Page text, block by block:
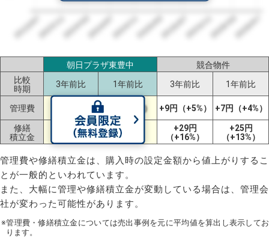
2023/072023/112024/032024/072024/112025/032025/072025/112026/032026/07
朝日プラザ東豊中
競合物件
比較
時期
3年前比 1年前比 3年前比 1年前比
管理費
（+7%）
-2円（-1%） +9円（+5%） +7円（+4%）
修繕
積立金
+8円
（+3%）
+66円
（+33%）
+29円
（+16%）
+25円
（+13%）
管理費や修繕積立金は、購入時の設定金額から値上がりするこ
とが一般的といわれています。
また、大幅に管理や修繕積立金が変動している場合は、管理会
社が変わった可能性があります。
※管理費・修繕積立金については売出事例を元に平均値を算出し表示してお
ります。